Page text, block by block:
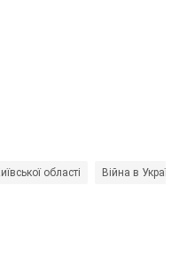
області Війна в Україні